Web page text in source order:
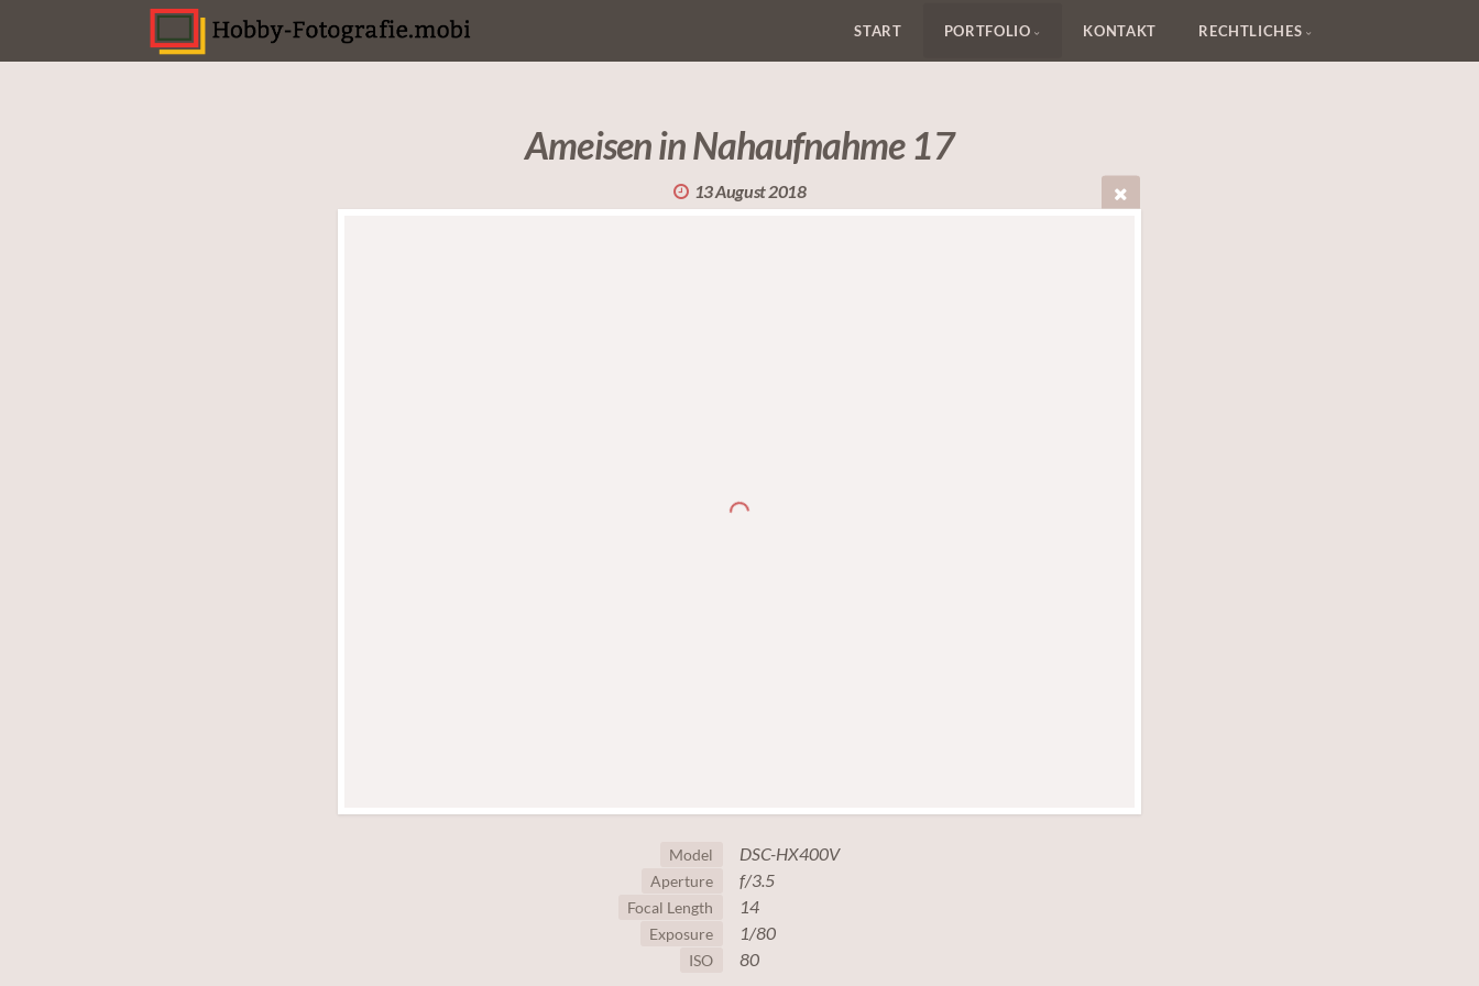
START PORTFOLIO KONTAKT RECHTLICHES
Ameisen in Nahaufnahme 17
13 August 2018
Model DSC-HX400V
Aperture f/3.5
Focal Length 14
Exposure 1/80
ISO 80